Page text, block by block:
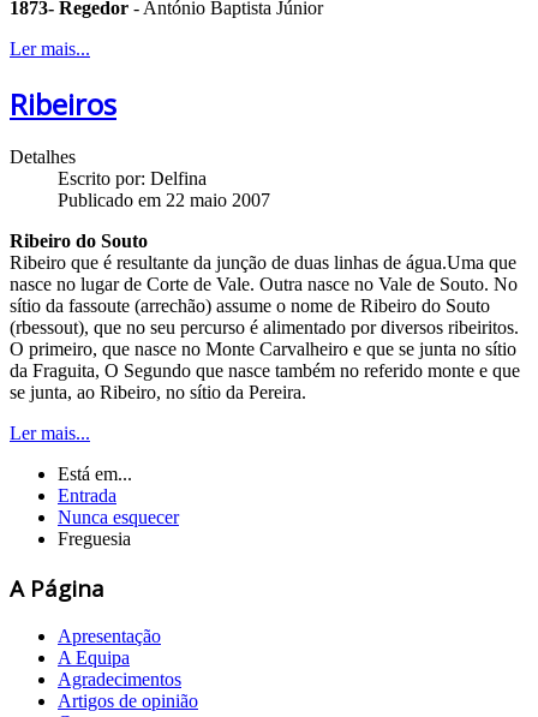
1873- Regedor - António Baptista Júnior
Ler mais...
Ribeiros
Detalhes
Escrito por: Delfina
Publicado em 22 maio 2007
Ribeiro do Souto
Ribeiro que é resultante da junção de duas linhas de água.Uma que
nasce no lugar de Corte de Vale. Outra nasce no Vale de Souto. No
sítio da fassoute (arrechão) assume o nome de Ribeiro do Souto
(rbessout), que no seu percurso é alimentado por diversos ribeiritos.
O primeiro, que nasce no Monte Carvalheiro e que se junta no sítio
da Fraguita, O Segundo que nasce também no referido monte e que
se junta, ao Ribeiro, no sítio da Pereira.
Ler mais...
Está em...
Entrada
Nunca esquecer
Freguesia
A Página
Apresentação
A Equipa
Agradecimentos
Artigos de opinião